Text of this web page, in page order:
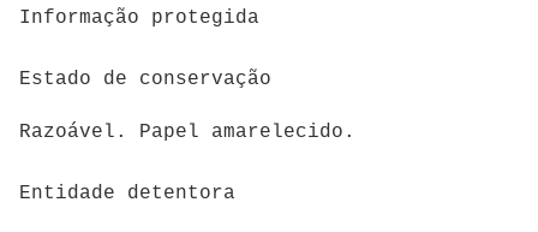
Informação protegida
Estado de conservação
Razoável. Papel amarelecido.
Entidade detentora